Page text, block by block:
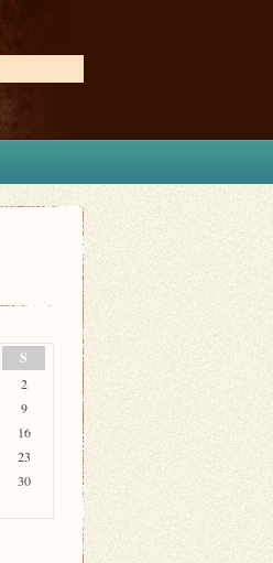
S
2
9
16
23
30